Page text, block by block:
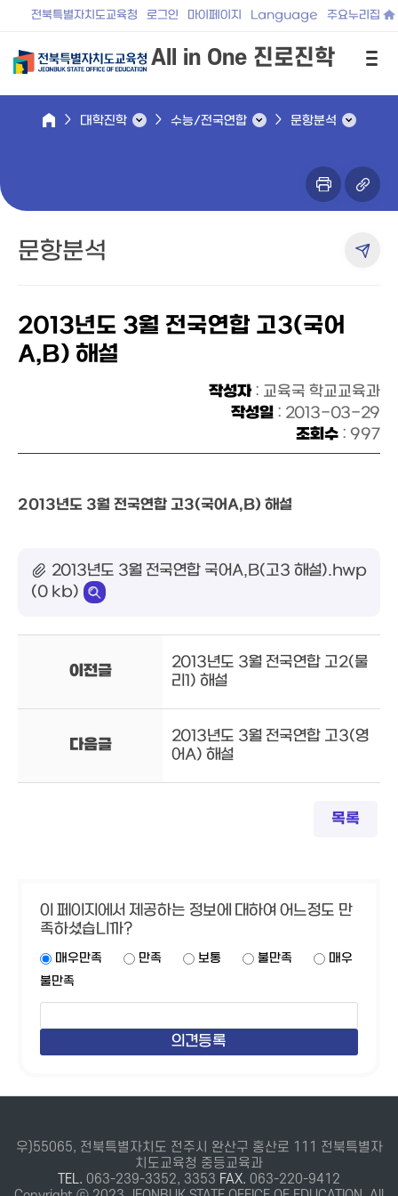
전북특별자치도교육청 로그인 마이페이지 Language 주요누리집
All in One 진로진학
대학진학 수능/전국연합 문항분석
문항분석
2013년도 3월 전국연합 고3(국어
A,B) 해설
작성자: 교육국 학교교육과
작성일 : 2013-03-29
조회수 : 997
2013년도 3월 전국연합 고3(국어A,B) 해설
2013년도 3월 전국연합 국어A,B(고3 해설).hwp
(0 kb)
이전글
2013년도 3월 전국연합 고2(물
리1) 해설
다음글
2013년도 3월 전국연합 고3(영
어A) 해설
목록
이 페이지에서 제공하는 정보에 대하여 어느정도 만
족하셨습니까?
매우만족 만족 보통 불만족
매우
불만족
우)55065, 전북특별자치도 전주시 완산구 홍산로 111 전북특별자
치도교육청 중등교육과
TEL. 063-239-3352, 3353 FAX. 063-220-9412